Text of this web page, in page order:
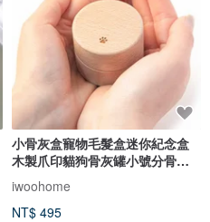
小骨灰盒寵物毛髮盒迷你紀念盒
木製爪印貓狗骨灰罐小號分骨骨
壷iwoohome
NT$ 495